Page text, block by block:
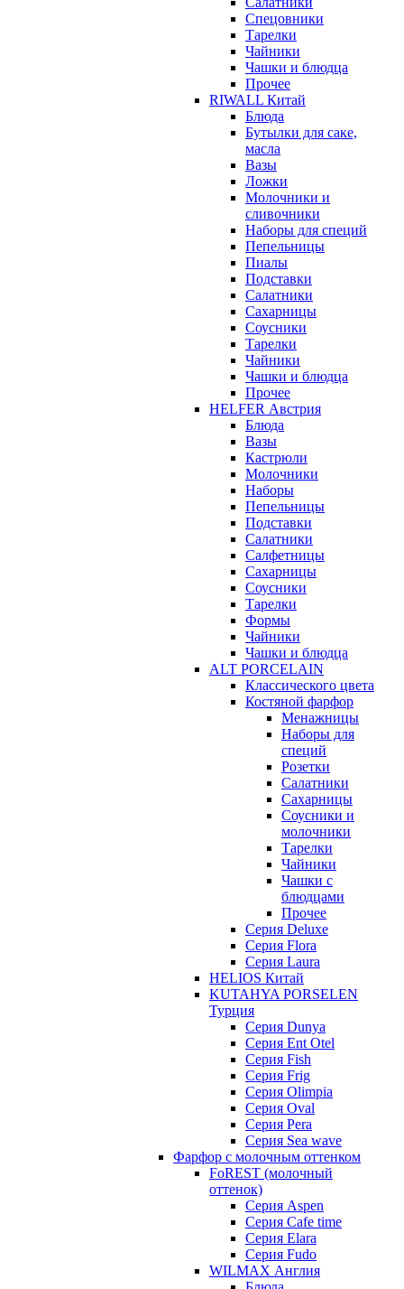
Спецовники
Тарелки
Чайники
Чашки и блюдца
Прочее
RIWALL Китай
Блюда
Бутылки для саке,
масла
Вазы
Ложки
Молочники и
сливочники
Наборы для специй
Пепельницы
Пиалы
Подставки
Салатники
Сахарницы
Соусники
Тарелки
Чайники
Чашки и блюдца
Прочее
HELFER Австрия
Блюда
Вазы
Кастрюли
Молочники
Наборы
Пепельницы
Подставки
Салатники
Салфетницы
Сахарницы
Соусники
Тарелки
Формы
Чайники
Чашки и блюдца
ALT PORCELAIN
Классического цвета
Костяной фарфор
Менажницы
Наборы для
специй
Розетки
Салатники
Сахарницы
Соусники и
молочники
Тарелки
Чайники
Чашки с
блюдцами
Прочее
Серия Deluxe
Серия Flora
Серия Laura
HELIOS Китай
KUTAHYA PORSELEN
Турция
Серия Dunya
Серия Ent Otel
Серия Fish
Серия Frig
Серия Olimpia
Серия Oval
Серия Pera
Серия Sea wave
Фарфор с молочным оттенком
FoREST (молочный
оттенок)
Серия Aspen
Серия Cafe time
Серия Elara
Серия Fudo
WILMAX Англия